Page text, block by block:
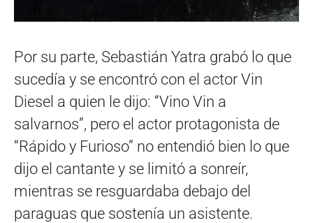
Por su parte, Sebastián Yatra grabó lo que
sucedía y se encontró con el actor Vin
Diesel a quien le dijo: “Vino Vin a
salvarnos”, pero el actor protagonista de
“Rápido y Furioso” no entendió bien lo que
dijo el cantante y se limitó a sonreír,
mientras se resguardaba debajo del
paraguas que sostenía un asistente.